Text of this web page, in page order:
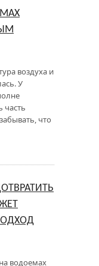
воздуха и
У
часть
что
водоемах